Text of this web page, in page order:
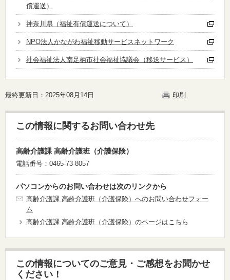
償運送）
神奈川県（福祉有償運送について）
NPO法人かながわ福祉移動サービスネットワーク
社会福祉法人南足柄市社会福祉協議会（移送サービス）
最終更新日：2025年08月14日 印刷
この情報に関するお問い合わせ先
高齢介護課 高齢介護班（介護保険）
電話番号：0465-73-8057
パソコンからのお問い合わせは次のリンクから
高齢介護課 高齢介護班（介護保険）へのお問い合わせフォー
ム
高齢介護課 高齢介護班（介護保険）のページはこちら
この情報についてのご意見・ご感想をお聞かせ
ください！